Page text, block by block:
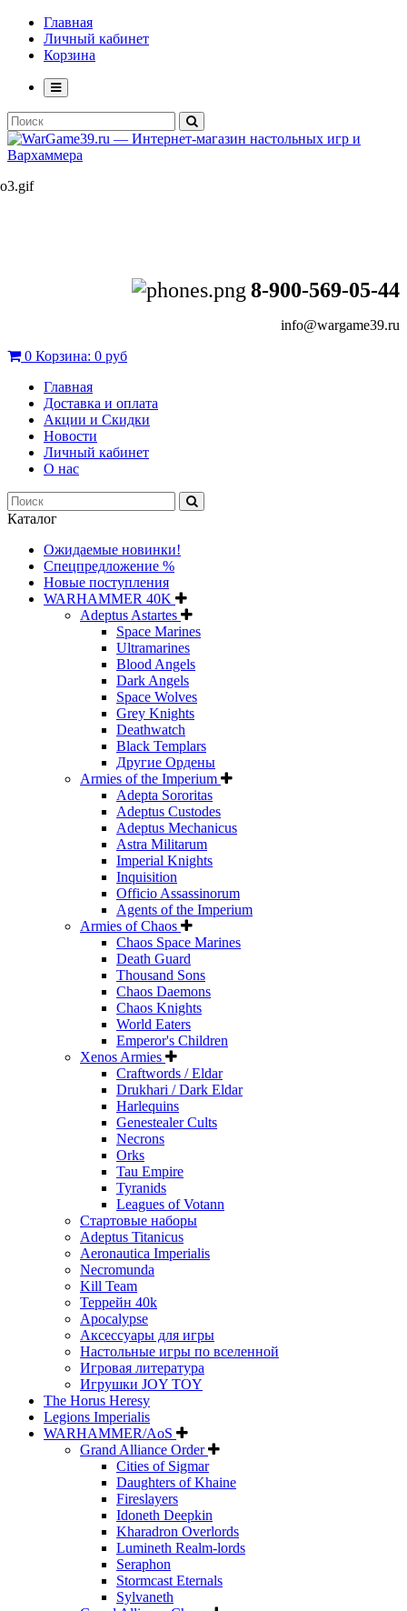
Главная
Личный кабинет
Корзина
8-900-569-05-44
info@wargame39.ru
0 Корзина: 0 руб
Главная
Доставка и оплата
Акции и Скидки
Новости
Личный кабинет
О нас
Каталог
Ожидаемые новинки!
Спецпредложение %
Новые поступления
WARHAMMER 40K
Adeptus Astartes
Space Marines
Ultramarines
Blood Angels
Dark Angels
Space Wolves
Grey Knights
Deathwatch
Black Templars
Другие Ордены
Armies of the Imperium
Adepta Sororitas
Adeptus Custodes
Adeptus Mechanicus
Astra Militarum
Imperial Knights
Inquisition
Officio Assassinorum
Agents of the Imperium
Armies of Chaos
Chaos Space Marines
Death Guard
Thousand Sons
Chaos Daemons
Chaos Knights
World Eaters
Emperor's Children
Xenos Armies
Craftwords / Eldar
Drukhari / Dark Eldar
Harlequins
Genestealer Cults
Necrons
Orks
Tau Empire
Tyranids
Leagues of Votann
Стартовые наборы
Adeptus Titanicus
Aeronautica Imperialis
Necromunda
Kill Team
Террейн 40k
Apocalypse
Аксессуары для игры
Настольные игры по вселенной
Игровая литература
Игрушки JOY TOY
The Horus Heresy
Legions Imperialis
WARHAMMER/AoS
Grand Alliance Order
Cities of Sigmar
Daughters of Khaine
Fireslayers
Idoneth Deepkin
Kharadron Overlords
Lumineth Realm-lords
Seraphon
Stormcast Eternals
Sylvaneth